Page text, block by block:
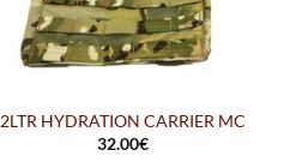
2LTR HYDRATION CARRIER MC
32.00€